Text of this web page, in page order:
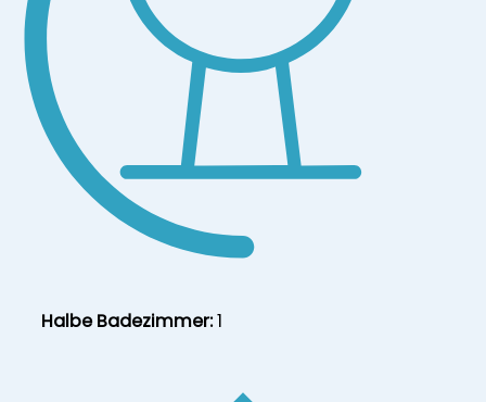
Halbe Badezimmer:1